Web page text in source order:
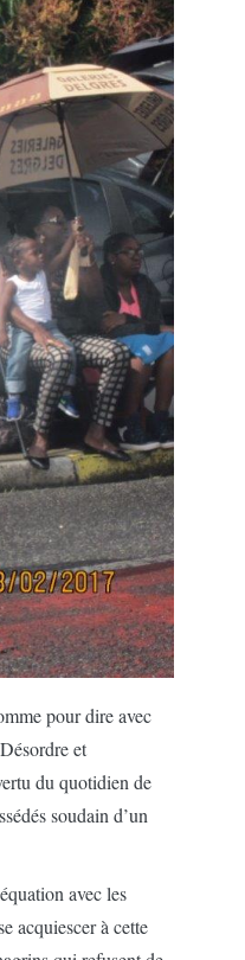
pour dire avec
et
du quotidien de
soudain d’un
avec les
acquiescer à cette